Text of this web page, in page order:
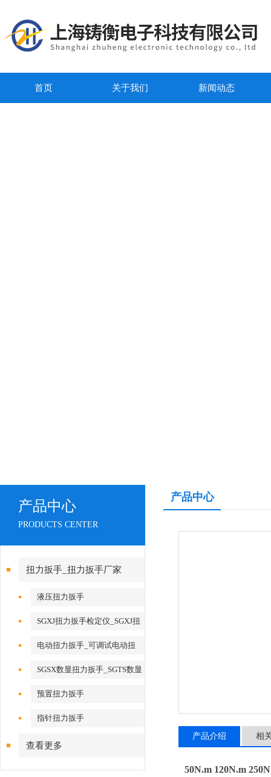
首页 关于我们 新闻动态
产品中心
PRODUCTS CENTER
扭力扳手_扭力扳手厂家
液压扭力扳手
SGXJ扭力扳手检定仪_SGXJ扭
矩扳手检定仪
电动扭力扳手_可调试电动扭
SGSX数显扭力扳手_SGTS数显
扭力扳手
预置扭力扳手
指针扭力扳手
查看更多
产品中心
产品介绍 相
50N.m 120N.m